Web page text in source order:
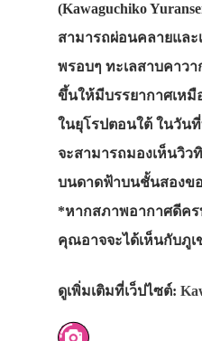
(Kawaguchiko
สามารถผ่อนคลายแล
พรอบๆ ทะเลสาบคาว
ขึ้นให้มีบรรยากาศเห
ในยุโรปตอนใต้ ในวัน
จะสามารถมองเห็นวิว
บนดาดฟ้าบนชั้นสองขอ
*หากสภาพอากาศดีค
คุณอาจจะได้เห็นกับภูเ
ดูเพิ่มเติมที่เว็ปไซต์: